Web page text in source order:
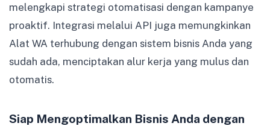
melengkapi strategi otomatisasi dengan kampanye
proaktif. Integrasi melalui API juga memungkinkan
Alat WA terhubung dengan sistem bisnis Anda yang
sudah ada, menciptakan alur kerja yang mulus dan
otomatis.
Siap Mengoptimalkan Bisnis Anda dengan